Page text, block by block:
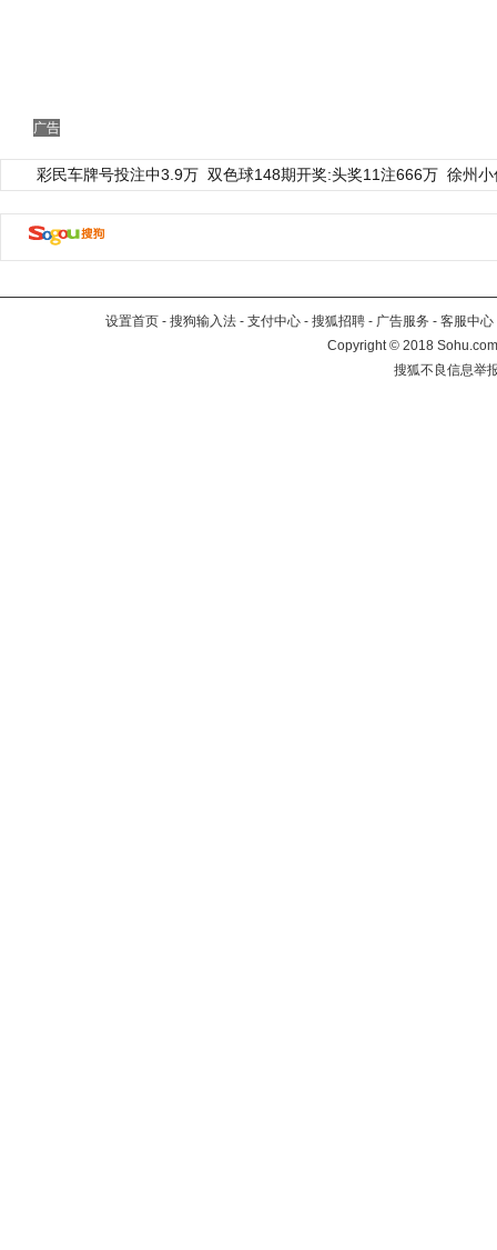
广告
彩民车牌号投注中3.9万 双色球148期开奖:头奖11注666万 徐州
设置首页 - 搜狗输入法 - 支付中心 - 搜狐招聘 - 广告服务 - 客服中心
Copyright©2018
搜狐不良信息举